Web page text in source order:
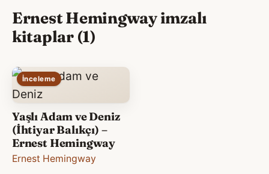
Ernest Hemingway imzalı
kitaplar (1)
İnceleme
Yaşlı Adam ve Deniz
(İhtiyar Balıkçı) –
Ernest Hemingway
Ernest Hemingway